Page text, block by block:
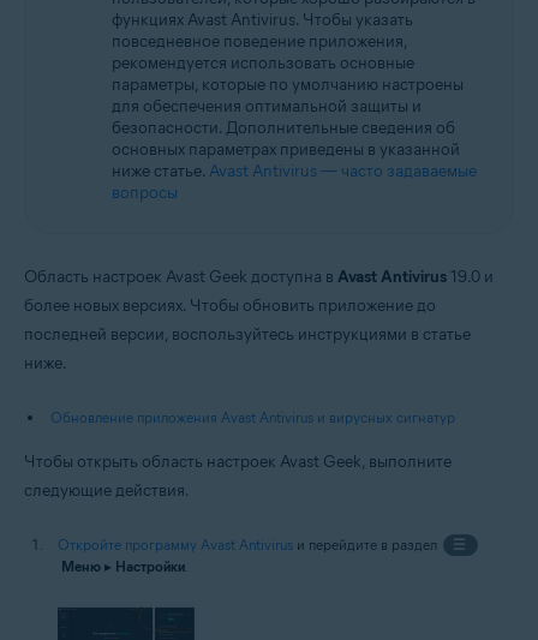
Операционные системы:
Microsoft Windows 11 Home / Pro / Enterprise / Education
Microsoft Windows 10 Home / Pro / Enterprise / Education — 32- или 64-
разрядная версия
Microsoft Windows 8,1 / Pro / Enterprise — 32- или 64-разрядная версия
Microsoft Windows 8 / Pro / Enterprise — 32- или 64-разрядная версия
Microsoft Windows 7 Home Basic / Home Premium / Professional /
Enterprise / Ultimate — SP 1 с обновлением Convenient Rollup, 32- или
функциях Avast Antivirus. Чтобы указать
повседневное поведение приложения,
рекомендуется использовать основные
параметры, которые по умолчанию настроены
для обеспечения оптимальной защиты и
безопасности. Дополнительные сведения об
основных параметрах приведены в указанной
ниже статье. Avast Antivirus — часто задаваемые
вопросы
Область настроек Avast Geek доступна в Avast Antivirus 19.0 и
более новых версиях. Чтобы обновить приложение до
последней версии, воспользуйтесь инструкциями в статье
ниже.
Обновление приложения Avast Antivirus и вирусных сигнатур
Чтобы открыть область настроек Avast Geek, выполните
следующие действия.
Откройте программу Avast Antivirus и перейдите в раздел
☰
Меню ▸ Настройки.